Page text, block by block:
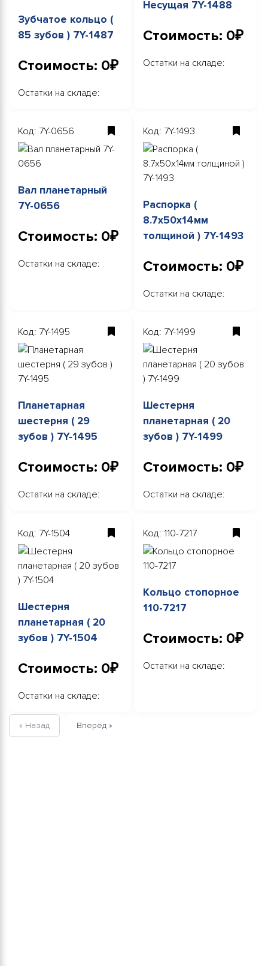
Зубчатое кольцо (
85 зубов ) 7Y-1487
Стоимость: 0₽
Остатки на складе:
Несущая 7Y-1488
Стоимость: 0₽
Остатки на складе:
Код: 7Y-0656
Вал планетарный
7Y-0656
Стоимость: 0₽
Остатки на складе:
Код: 7Y-1493
Распорка (
8.7х50х14мм
толщиной ) 7Y-1493
Стоимость: 0₽
Остатки на складе:
Код: 7Y-1495
Планетарная
шестерня ( 29
зубов ) 7Y-1495
Стоимость: 0₽
Остатки на складе:
Код: 7Y-1499
Шестерня
планетарная ( 20
зубов ) 7Y-1499
Стоимость: 0₽
Остатки на складе:
Код: 7Y-1504
Шестерня
планетарная ( 20
зубов ) 7Y-1504
Стоимость: 0₽
Остатки на складе:
Код: 110-7217
Кольцо стопорное
110-7217
Стоимость: 0₽
Остатки на складе:
« Назад Вперёд »